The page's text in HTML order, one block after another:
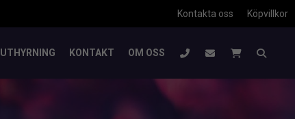
Köpvillkor
Kontakta oss
UTHYRNING KONTAKT OM OSS